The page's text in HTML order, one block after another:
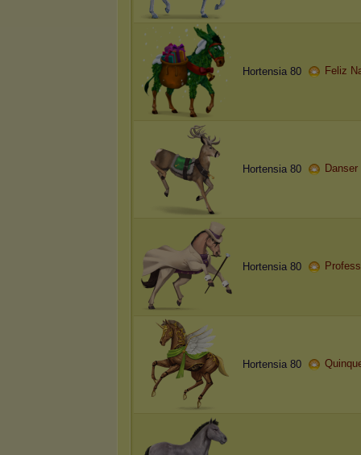
Hortensia 80 Feliz
Hortensia 80 Danser
Hortensia 80
Hortensia 80